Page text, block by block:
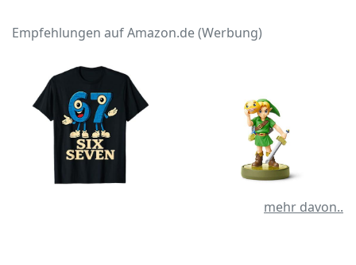
Empfehlungen auf Amazon.de (Werbung)
mehr davon..